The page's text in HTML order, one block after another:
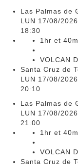
Las Palmas de
LUN 17/08/2026
18:30
1hr et
VOLCAN
Santa Cruz de
LUN 17/08/2026
20:10
Las Palmas de
LUN 17/08/2026
21:00
1hr et
VOLCAN
Santa Cruz de